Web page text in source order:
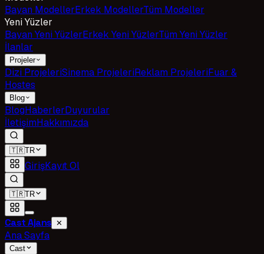
Bayan ModellerErkek ModellerTüm Modeller
Yeni Yüzler
Bayan Yeni YüzlerErkek Yeni YüzlerTüm Yeni Yüzler
İlanlar
Projeler
Dizi ProjeleriSinema ProjeleriReklam ProjeleriFuar &
Hostes
Blog
BlogHaberlerDuyurular
İletişimHakkımızda
🇹🇷TR
GirişKayıt Ol
🇹🇷TR
Cast Ajans ✕
Ana Sayfa
Cast